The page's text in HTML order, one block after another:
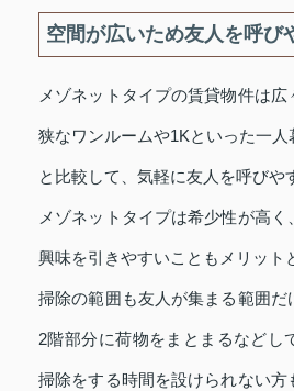
空間が広いため友人を呼び
メゾネットタイプの賃貸物件は
狭なワンルームや1Kといった一
と比較して、気軽に友人を呼びや
メゾネットタイプは希少性が高
興味を引きやすいこともメリット
掃除の範囲も友人が集まる範囲だ
2階部分に荷物をまとまるなどし
掃除をする時間を設けられない方